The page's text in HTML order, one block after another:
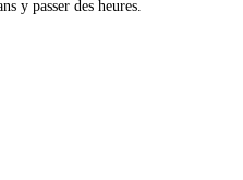
y passer des heures.